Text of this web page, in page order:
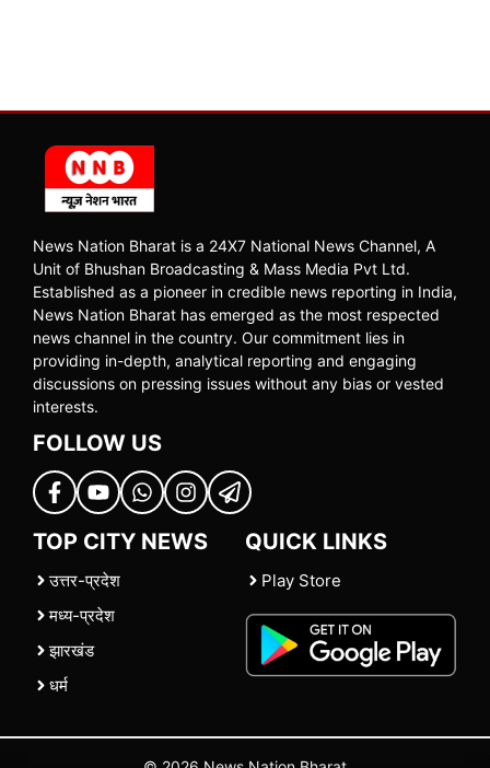
News Nation Bharat is a 24X7 National News Channel, A
Unit of Bhushan Broadcasting & Mass Media Pvt Ltd.
Established as a pioneer in credible news reporting in India,
News Nation Bharat has emerged as the most respected
news channel in the country. Our commitment lies in
providing in-depth, analytical reporting and engaging
discussions on pressing issues without any bias or vested
interests.
FOLLOW US
TOP CITY NEWS
उत्तर-प्रदेश
मध्य-प्रदेश
झारखंड
धर्म
QUICK LINKS
Play Store